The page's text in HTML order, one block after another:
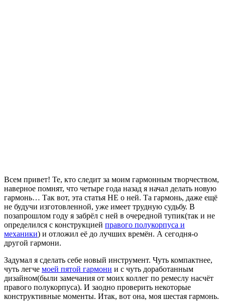
Всем привет! Те, кто следит за моим гармонным творчеством,
наверное помнят, что четыре года назад я начал делать новую
гармонь… Так вот, эта статья НЕ о ней. Та гармонь, даже ещё
не будучи изготовленной, уже имеет трудную судьбу. В
позапрошлом году я забрёл с ней в очередной тупик(так и не
определился с конструкцией правого полукорпуса и
механики) и отложил её до лучших времён. А сегодня-о
другой гармони.
Задумал я сделать себе новый инструмент. Чуть компактнее,
чуть легче моей пятой гармони и с чуть доработанным
дизайном(были замечания от моих коллег по ремеслу насчёт
правого полукорпуса). И заодно проверить некоторые
конструктивные моменты. Итак, вот она, моя шестая гармонь.